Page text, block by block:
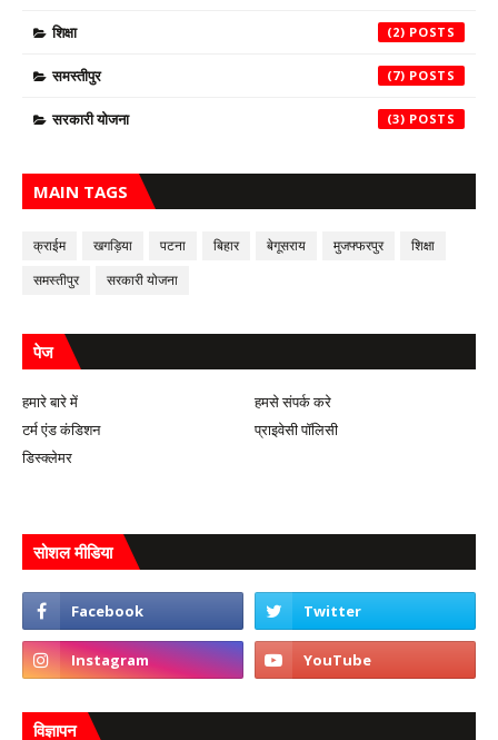
शिक्षा (2)
समस्तीपुर (7)
सरकारी योजना (3)
MAIN TAGS
क्राईम खगड़िया पटना बिहार बेगूसराय मुजफ्फरपुर
शिक्षा
समस्तीपुर
सरकारी योजना
पेज
हमारे बारे में
हमसे संपर्क करे
टर्म एंड कंडिशन
प्राइवेसी पॉलिसी
डिस्क्लेमर
सोशल मीडिया
विज्ञापन